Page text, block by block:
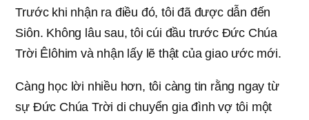
Trước khi nhận ra điều đó, tôi đã được dẫn đến
Siôn. Không lâu sau, tôi cúi đầu trước Đức Chúa
Trời Êlôhim và nhận lấy lẽ thật của giao ước mới.
Càng học lời nhiều hơn, tôi càng tin rằng ngay từ
sự Đức Chúa Trời di chuyển gia đình vợ tôi một